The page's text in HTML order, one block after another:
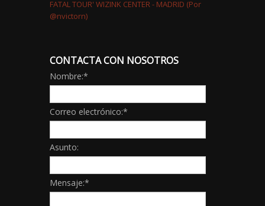
CONTACTA CON NOSOTROS
Nombre:*
Correo electrónico:*
Asunto:
Mensaje:*